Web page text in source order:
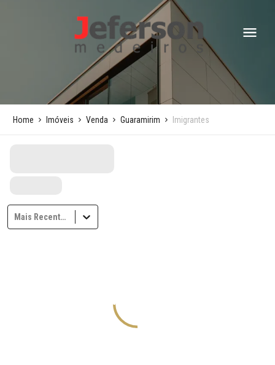
Home Imóveis Venda Guaramirim Imigrantes
Mais Recentes